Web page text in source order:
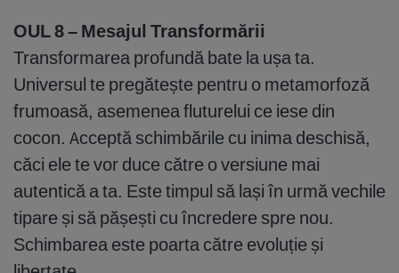
OUL 8 – Mesajul Transformării
Transformarea profundă bate la ușa ta.
Universul te pregătește pentru o metamorfoză
frumoasă, asemenea fluturelui ce iese din
cocon. Acceptă schimbările cu inima deschisă,
căci ele te vor duce către o versiune mai
autentică a ta. Este timpul să lași în urmă vechile
tipare și să pășești cu încredere spre nou.
Schimbarea este poarta către evoluție și